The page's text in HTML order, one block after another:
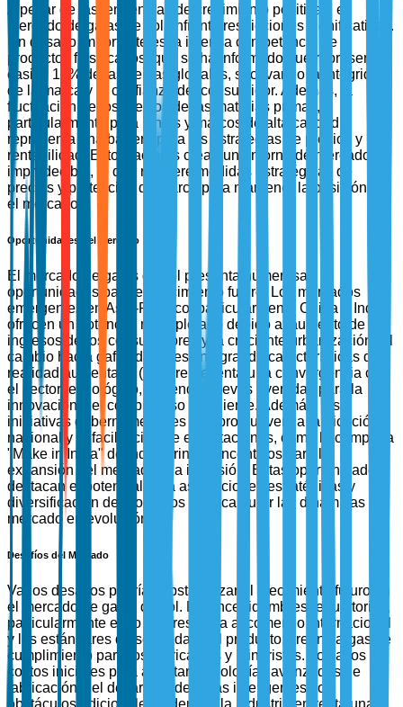
A pesar de las tendencias de crecimiento positivas, el
mercado de gafas de sol enfrenta restricciones significativas.
Un desafío importante es la intensa competencia de
productos falsificados, que se ha informado que representan
casi el 10% de las ventas globales, socavando la integridad
de la marca y la confianza del consumidor. Además, la
fluctuación de los precios de las materias primas,
particularmente para lentes y marcos de alta calidad,
representa una barrera para las estrategias de precios y la
rentabilidad. Estos factores crean un entorno de mercado
impredecible, lo que requiere medidas estratégicas de
precios y protección de marca para mantener la posición en
el mercado.
Oportunidades del Mercado
El mercado de gafas de sol presenta numerosas
oportunidades para el crecimiento futuro. Los mercados
emergentes en Asia-Pacífico, particularmente China e India,
ofrecen un potencial no explotado debido al aumento de los
ingresos de los consumidores y la creciente urbanización. El
cambio hacia gafas digitales, integrando características de
realidad aumentada (AR), representa una convergencia con
el sector tecnológico, abriendo nuevas avenidas para la
innovación y el compromiso del cliente. Además, las
iniciativas gubernamentales que promueven la fabricación
nacional y la facilitación de exportaciones, como la campaña
"Make in India" de India, brindan incentivos para la
expansión del mercado y la inversión. Estas oportunidades
destacan el potencial para asociaciones estratégicas y
diversificación de productos para capturar las dinámicas de
mercado en evolución.
Desafíos del Mercado
Varios desafíos podrían obstaculizar el crecimiento futuro en
el mercado de gafas de sol. Las incertidumbres regulatorias,
particularmente en lo que respecta al comercio internacional
y los estándares de seguridad del producto, crean cargas de
cumplimiento para los fabricantes y minoristas. Los altos
costos iniciales para adoptar tecnologías avanzadas de
fabricación y el desarrollo de gafas inteligentes son
obstáculos adicionales. Además, la industria enfrenta una